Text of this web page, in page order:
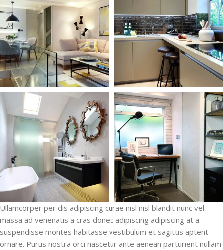
Ullamcorper per dis adipiscing curae nisl nisl blandit nunc vel
massa ad venenatis a cras donec adipiscing adipiscing at a
suspendisse montes habitasse vestibulum et sagittis aptent
ornare. Purus nostra orci nascetur ante aenean parturient nullam